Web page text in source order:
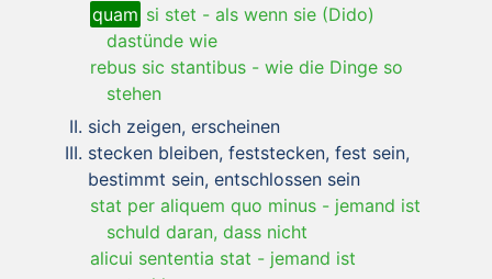
quam si stet - als wenn sie (Dido)
dastünde wie
rebus sic stantibus - wie die Dinge so
stehen
sich zeigen, erscheinen
stecken bleiben, feststecken, fest sein,
bestimmt sein, entschlossen sein
stat per aliquem quo minus - jemand ist
schuld daran, dass nicht
alicui sententia stat - jemand ist